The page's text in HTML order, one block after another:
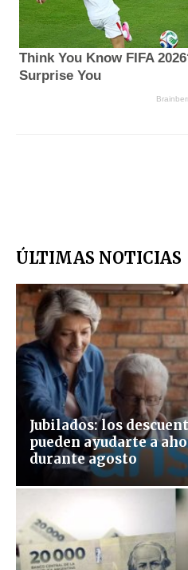
ÚLTIMAS NOTICIAS
Jubilados: los
pueden ayudarte a
durante agosto